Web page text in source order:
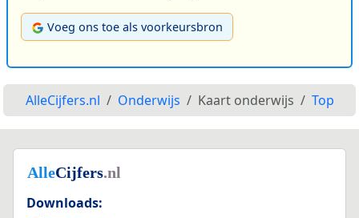
Voeg ons toe als voorkeursbron
AlleCijfers.nl Onderwijs Kaart onderwijs Top
Downloads: